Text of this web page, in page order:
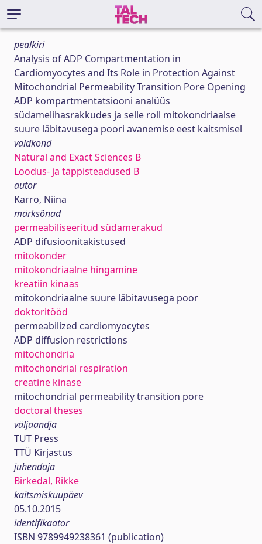
pealkiri
Analysis of ADP Compartmentation in
Cardiomyocytes and Its Role in Protection Against
Mitochondrial Permeability Transition Pore Opening
ADP kompartmentatsiooni analüüs
südamelihasrakkudes ja selle roll mitokondriaalse
suure läbitavusega poori avanemise eest kaitsmisel
valdkond
Natural and Exact Sciences B
Loodus- ja täppisteadused B
autor
Karro, Niina
märksõnad
permeabiliseeritud südamerakud
ADP difusioonitakistused
mitokonder
mitokondriaalne hingamine
kreatiin kinaas
mitokondriaalne suure läbitavusega poor
doktoritööd
permeabilized cardiomyocytes
ADP diffusion restrictions
mitochondria
mitochondrial respiration
creatine kinase
mitochondrial permeability transition pore
doctoral theses
väljaandja
TUT Press
TTÜ Kirjastus
juhendaja
Birkedal, Rikke
kaitsmiskuupäev
05.10.2015
identifikaator
ISBN 9789949238361 (publication)